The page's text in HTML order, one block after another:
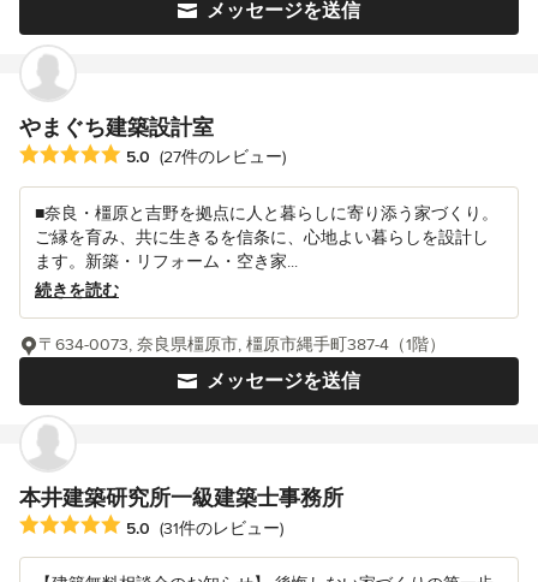
メッセージを送信
やまぐち建築設計室
平均評価：5つ星中 星5
5.0 (27件のレビュー)
■奈良・橿原と吉野を拠点に人と暮らしに寄り添う家づくり。
ご縁を育み、共に生きるを信条に、心地よい暮らしを設計し
ます。新築・リフォーム・空き家...
続きを読む
メッセージを送信
〒634-0073, 奈良県橿原市, 橿原市縄手町387-4（1階）
本井建築研究所一級建築士事務所
平均評価：5つ星中 星5
5.0 (31件のレビュー)